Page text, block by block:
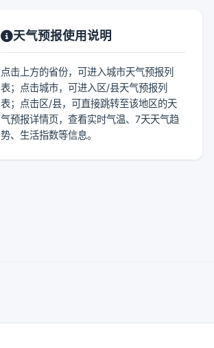
天气预报使用说明
点击上方的省份，可进入城市天气预报列
表；点击城市，可进入区/县天气预报列
表；点击区/县，可直接跳转至该地区的天
气预报详情页，查看实时气温、7天天气趋
势、生活指数等信息。